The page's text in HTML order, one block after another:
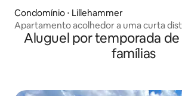
Condomínio ⋅ Lillehammer
Apartamento acolhedor a uma curta
da cidade.
Aluguel por temporada de
famílias